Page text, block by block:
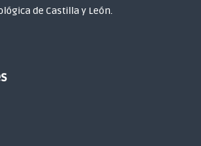
de Castilla y León.